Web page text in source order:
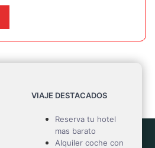
VIAJE DESTACADOS
Reserva tu hotel
mas barato
Alquiler coche con